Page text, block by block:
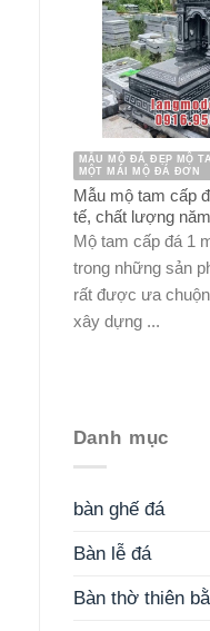
MẪU MỘ ĐÁ ĐẸP MỘ
MỘT MÁI MỘ ĐÁ ĐƠN
Mẫu mộ tam cấp
tế, chất lượng
Mộ tam cấp đá 1
trong những sản
rất được ưa
xây dựng ...
Danh mục
bàn ghế đá
Bàn lễ đá
Bàn thờ thiên